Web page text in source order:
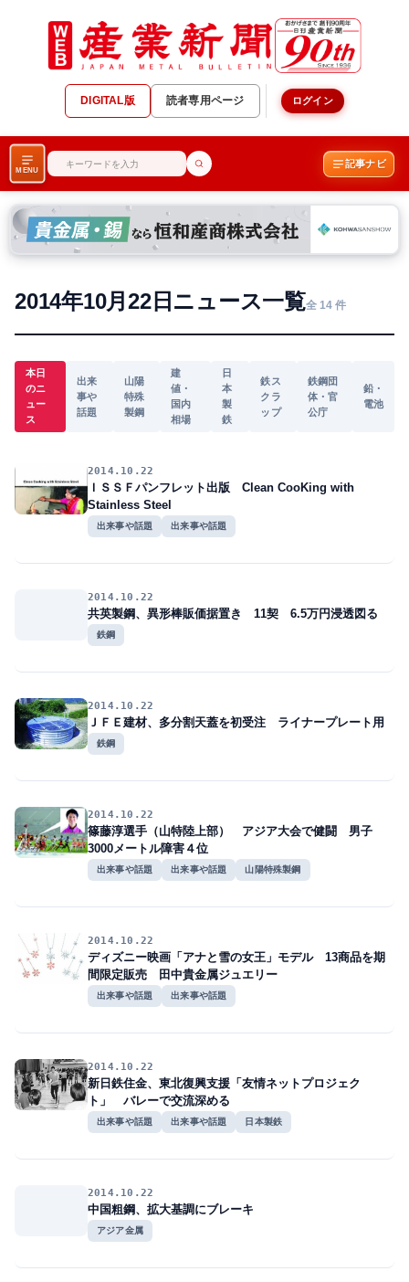
DIGITAL版 読者専用ページ ログイン
MENU
記事ナビ
2014年10月22日ニュース一覧全 14 件
本日
のニ
ュー
ス
出来
事や
話題
山陽
特殊
製鋼
建
値・
国内
相場
日
本
製
鉄
鉄ス
クラ
ップ
鉄鋼団
体・官
公庁
鉛・
電池
2014.10.22
ＩＳＳＦパンフレット出版 Clean CooKing with
Stainless Steel
出来事や話題 出来事や話題
2014.10.22
共英製鋼、異形棒販価据置き 11契 6.5万円浸透図る
鉄鋼
2014.10.22
ＪＦＥ建材、多分割天蓋を初受注 ライナープレート用
鉄鋼
2014.10.22
篠藤淳選手（山特陸上部） アジア大会で健闘 男子
3000メートル障害４位
出来事や話題 出来事や話題 山陽特殊製鋼
2014.10.22
ディズニー映画「アナと雪の女王」モデル 13商品を期
間限定販売 田中貴金属ジュエリー
出来事や話題 出来事や話題
2014.10.22
新日鉄住金、東北復興支援「友情ネットプロジェク
ト」 バレーで交流深める
出来事や話題 出来事や話題 日本製鉄
2014.10.22
中国粗鋼、拡大基調にブレーキ
アジア金属